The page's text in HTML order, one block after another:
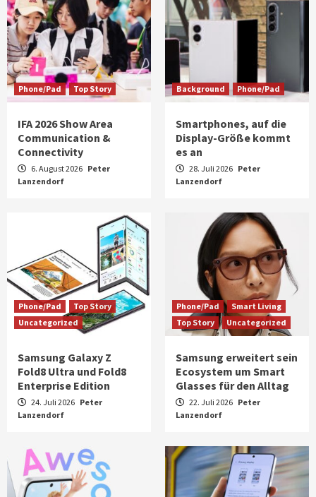
Phone/Pad Top Story
IFA 2026 Show Area
Communication &
Connectivity
6. August 2026 Peter
Lanzendorf
Background Phone/Pad
Smartphones, auf die
Display-Größe kommt
es an
28. Juli 2026 Peter
Lanzendorf
Phone/Pad
Top Story
Uncategorized
Samsung Galaxy Z
Fold8 Ultra und Fold8
Enterprise Edition
24. Juli 2026 Peter
Lanzendorf
Phone/Pad
Smart Living
Top Story
Uncategorized
Samsung erweitert sein
Ecosystem um Smart
Glasses für den Alltag
22. Juli 2026 Peter
Lanzendorf